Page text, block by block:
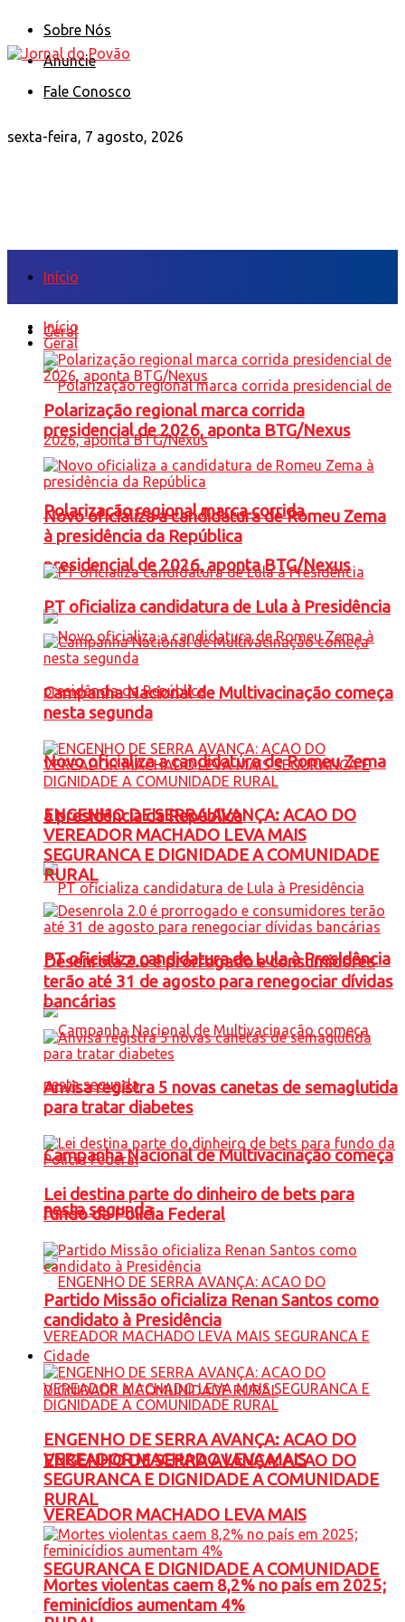
Sobre Nós
Anuncie
Fale Conosco
sexta-feira, 7 agosto, 2026
Início
Geral
Polarização regional marca corrida
presidencial de 2026, aponta BTG/Nexus
Novo oficializa a candidatura de Romeu Zema
à presidência da República
PT oficializa candidatura de Lula à Presidência
Campanha Nacional de Multivacinação começa
nesta segunda
ENGENHO DE SERRA AVANÇA: ACAO DO
VEREADOR MACHADO LEVA MAIS
SEGURANCA E DIGNIDADE A COMUNIDADE
Início
Geral
Polarização regional marca corrida
presidencial de 2026, aponta BTG/Nexus
Novo oficializa a candidatura de Romeu Zema
à presidência da República
PT oficializa candidatura de Lula à Presidência
Campanha Nacional de Multivacinação começa
nesta segunda
ENGENHO DE SERRA AVANÇA: ACAO DO
VEREADOR MACHADO LEVA MAIS
SEGURANCA E DIGNIDADE A COMUNIDADE
RURAL
Desenrola 2.0 é prorrogado e consumidores
terão até 31 de agosto para renegociar dívidas
bancárias
Anvisa registra 5 novas canetas de semaglutida
para tratar diabetes
Lei destina parte do dinheiro de bets para
fundo da Polícia Federal
Partido Missão oficializa Renan Santos como
candidato à Presidência
Cidade
ENGENHO DE SERRA AVANÇA: ACAO DO
VEREADOR MACHADO LEVA MAIS
SEGURANCA E DIGNIDADE A COMUNIDADE
RURAL
Mortes violentas caem 8,2% no país em 2025;
feminicídios aumentam 4%